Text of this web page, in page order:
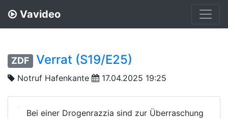
Vavideo
ZDF Verrat (S19/E25)
Notruf Hafenkante 17.04.2025 19:25
Bei einer Drogenrazzia sind zur Überraschung